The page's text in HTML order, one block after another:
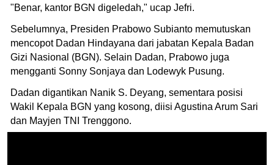
"Benar, kantor BGN digeledah," ucap Jefri.
Sebelumnya, Presiden Prabowo Subianto memutuskan
mencopot Dadan Hindayana dari jabatan Kepala Badan
Gizi Nasional (BGN). Selain Dadan, Prabowo juga
mengganti Sonny Sonjaya dan Lodewyk Pusung.
Dadan digantikan Nanik S. Deyang, sementara posisi
Wakil Kepala BGN yang kosong, diisi Agustina Arum Sari
dan Mayjen TNI Trenggono.